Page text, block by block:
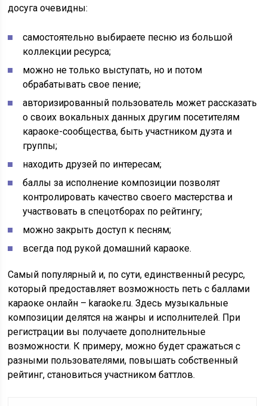
досуга очевидны:
самостоятельно выбираете песню из большой
коллекции ресурса;
можно не только выступать, но и потом
обрабатывать свое пение;
авторизированный пользователь может рассказать
о своих вокальных данных другим посетителям
караоке-сообщества, быть участником дуэта и
группы;
находить друзей по интересам;
баллы за исполнение композиции позволят
контролировать качество своего мастерства и
участвовать в спецотборах по рейтингу;
можно закрыть доступ к песням;
всегда под рукой домашний караоке.
Самый популярный и, по сути, единственный ресурс,
который предоставляет возможность петь с баллами
караоке онлайн –karaoke.ru. Здесь музыкальные
композиции делятся на жанры и исполнителей. При
регистрации вы получаете дополнительные
возможности. К примеру, можно будет сражаться с
разными пользователями, повышать собственный
рейтинг, становиться участником баттлов.